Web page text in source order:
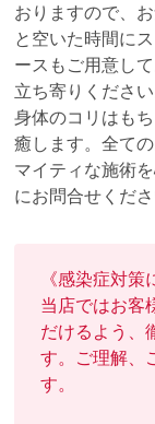
おりますので、
と空いた時間に
ースもご用意し
立ち寄りくださ
身体のコリはも
癒します。全て
マイティな施術
にお問合せくださ
《感染症対策
当店ではお客
だけるよう、
す。ご理解、
す。